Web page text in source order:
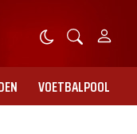
VOETBALPOOL